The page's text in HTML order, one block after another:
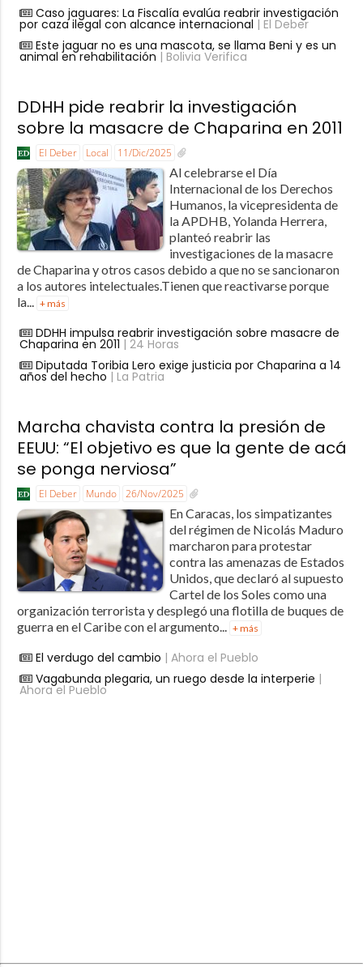
Caso jaguares: La Fiscalía evalúa reabrir investigación
por caza ilegal con alcance internacional | El Deber
Este jaguar no es una mascota, se llama Beni y es un
animal en rehabilitación | Bolivia Verifica
DDHH pide reabrir la investigación
sobre la masacre de Chaparina en 2011
El Deber Local 11/Dic/2025
Al celebrarse el Día
Internacional de los Derechos
Humanos, la vicepresidenta de
la APDHB, Yolanda Herrera,
planteó reabrir las
investigaciones de la masacre
de Chaparina y otros casos debido a que no se sancionaron
a los autores intelectuales.Tienen que reactivarse porque
la... + más
DDHH impulsa reabrir investigación sobre masacre de
Chaparina en 2011 | 24 Horas
Diputada Toribia Lero exige justicia por Chaparina a 14
años del hecho | La Patria
Marcha chavista contra la presión de
EEUU: “El objetivo es que la gente de acá
se ponga nerviosa”
El Deber Mundo 26/Nov/2025
En Caracas, los simpatizantes
del régimen de Nicolás Maduro
marcharon para protestar
contra las amenazas de Estados
Unidos, que declaró al supuesto
Cartel de los Soles como una
organización terrorista y desplegó una flotilla de buques de
guerra en el Caribe con el argumento... + más
El verdugo del cambio | Ahora el Pueblo
Vagabunda plegaria, un ruego desde la interperie |
Ahora el Pueblo